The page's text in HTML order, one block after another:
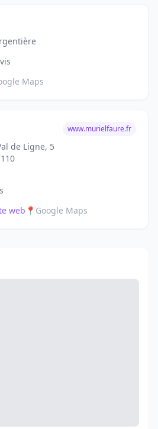
Maps
de Ligne, 5
www.murielfaure.fr
web 📍 Google Maps